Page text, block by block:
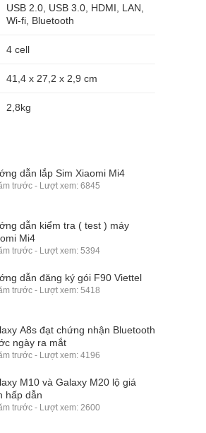
USB 2.0, USB 3.0, HDMI, LAN,
Wi-fi, Bluetooth
4 cell
41,4 x 27,2 x 2,9 cm
2,8kg
dẫn lắp Sim Xiaomi Mi4
trước - Lượt xem: 6845
dẫn kiểm tra ( test ) máy
Mi4
trước - Lượt xem: 5394
dẫn đăng ký gói F90 Viettel
trước - Lượt xem: 5418
A8s đạt chứng nhận Bluetooth
ngày ra mắt
trước - Lượt xem: 4196
M10 và Galaxy M20 lộ giá
hấp dẫn
trước - Lượt xem: 2600